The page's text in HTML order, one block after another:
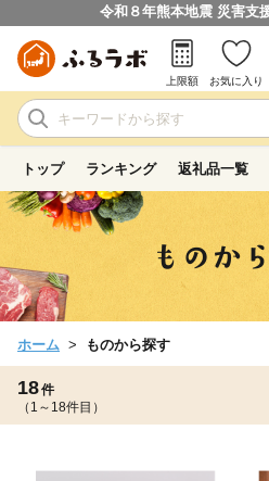
令和８年熊本地震 災害支
上限額 お気に入り
トップ ランキング 返礼品一覧
ホーム ものから探す
18件
（1～18件目）